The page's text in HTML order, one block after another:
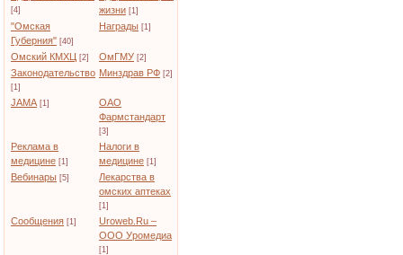
[4]
жизни [1]
"Омская
Губерния" [40]
Награды [1]
Омский КМХЦ [2] ОмГМУ [2]
Законодательство
[1]
Минздрав РФ [2]
JAMA [1]
ОАО
Фармстандарт
[3]
Реклама в
медицине [1]
Налоги в
медицине [1]
Вебинары [5]
Лекарства в
омских аптеках
[1]
Сообщения [1]
Uroweb.Ru –
ООО Уромедиа
[1]